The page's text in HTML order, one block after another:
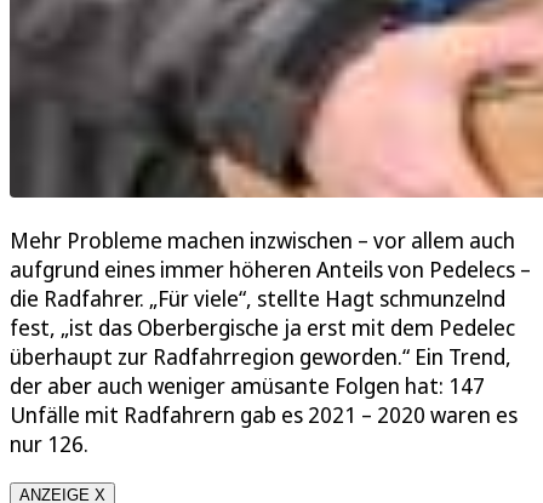
Mehr Probleme machen inzwischen – vor allem auch
aufgrund eines immer höheren Anteils von Pedelecs –
die Radfahrer. „Für viele“, stellte Hagt schmunzelnd
fest, „ist das Oberbergische ja erst mit dem Pedelec
überhaupt zur Radfahrregion geworden.“ Ein Trend,
der aber auch weniger amüsante Folgen hat: 147
Unfälle mit Radfahrern gab es 2021 – 2020 waren es
nur 126.
ANZEIGE X